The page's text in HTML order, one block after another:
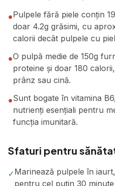
●Pulpele fără piele conțin
doar 4.2g grăsimi, cu
calorii decât pulpele cu
●O pulpă medie de 150g
proteine și doar 180
prânz sau cină.
●Sunt bogate în vitamina
nutrienți esențiali pentru
funcția imunitară.
Sfaturi pentru
✓Marinează pulpele în
pentru cel puțin 30